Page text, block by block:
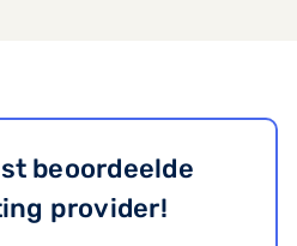
beoordeelde
provider!